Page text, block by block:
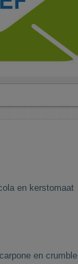
en kerstomaat
en crumble